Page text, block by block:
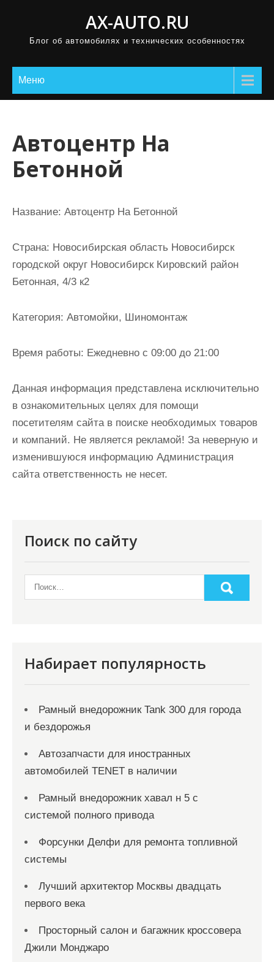
AX-AUTO.RU
Блог об автомобилях и технических особенностях
Меню
Автоцентр На
Бетонной
Название: Автоцентр На Бетонной
Страна: Новосибирская область Новосибирск
городской округ Новосибирск Кировский район
Бетонная, 4/3 к2
Категория: Автомойки, Шиномонтаж
Время работы: Ежедневно с 09:00 до 21:00
Данная информация представлена исключительно
в ознакомительных целях для помощи
посетителям сайта в поиске необходимых товаров
и компаний. Не является рекламой! За неверную и
изменившуюся информацию Администрация
сайта ответственность не несет.
Поиск по сайту
Набирает популярность
Рамный внедорожник Tank 300 для города
и бездорожья
Автозапчасти для иностранных
автомобилей TENET в наличии
Рамный внедорожник хавал н 5 с
системой полного привода
Форсунки Делфи для ремонта топливной
системы
Лучший архитектор Москвы двадцать
первого века
Просторный салон и багажник кроссовера
Джили Монджаро